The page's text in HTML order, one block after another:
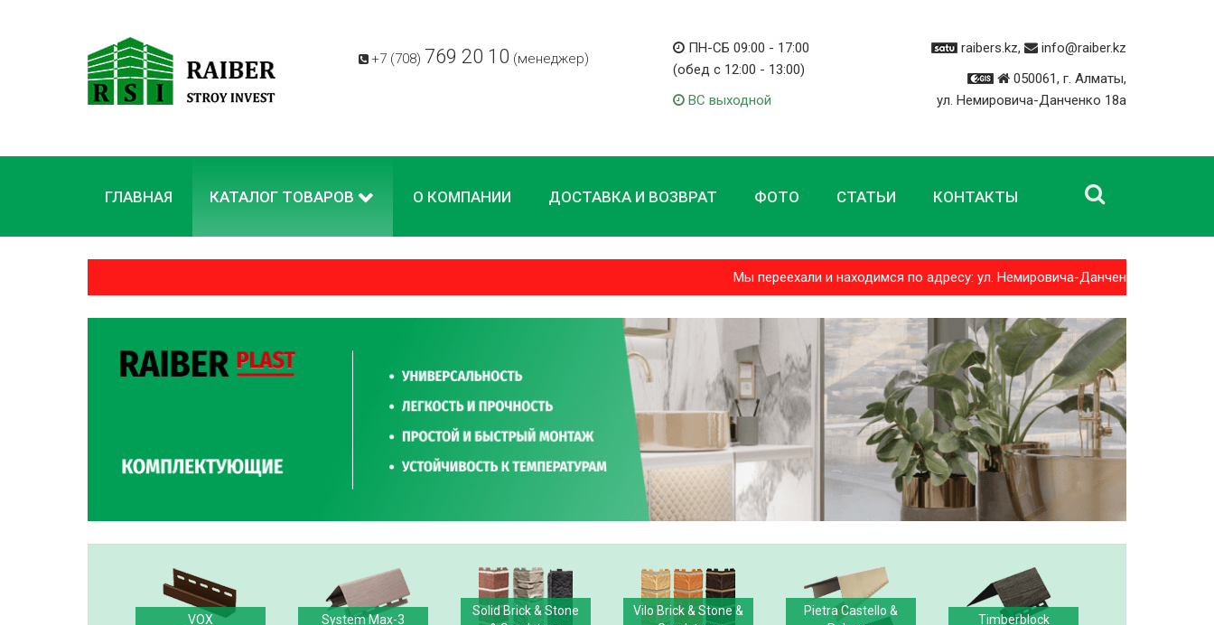
+7 (708) 769 20 10 (менеджер)
ПН-СБ 09:00 - 17:00
(обед с 12:00 - 13:00)
ВС выходной
raibers.kz,
info@raiber.kz
050061, г. Алматы,
ул. Немировича-Данченко 18а
ГЛАВНАЯ КАТАЛОГ ТОВАРОВ О КОМПАНИИ ДОСТАВКА И ВОЗВРАТ ФОТО СТАТЬИ КОНТАКТЫ
Мы переехали и находимся по адресу: ул. Немировича-Данченко 18а
VOX System Max-3
Solid Brick & Stone
Vilo Brick & Stone &
Pietra Castello &
Timberblock